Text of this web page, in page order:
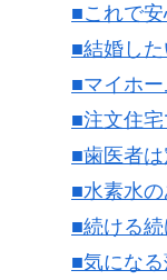
■これで
■結婚し
■マイホ
■注文住
■歯医者
■水素水
■続ける
■気にな